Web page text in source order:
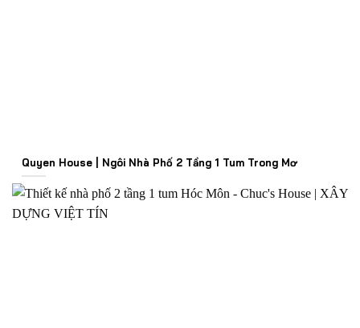
Quyen House | Ngôi Nhà Phố 2 Tầng 1 Tum Trong Mơ